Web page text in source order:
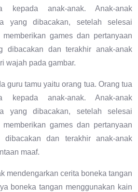
kepada anak-anak. Anak-anak
yang dibacakan, setelah selesai
games dan pertanyaan
dan terakhir anak-anak
wajah pada gambar.
guru tamu yaitu orang tua. Orang tua
kepada anak-anak. Anak-anak
yang dibacakan, setelah selesai
games dan pertanyaan
dan terakhir anak-anak
maaf.
mendengarkan cerita boneka tangan
boneka tangan menggunakan kain